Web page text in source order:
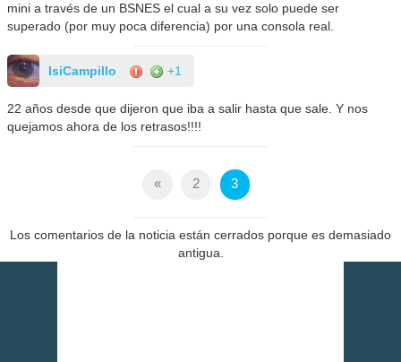
mini a través de un BSNES el cual a su vez solo puede ser
superado (por muy poca diferencia) por una consola real.
IsiCampillo +1
22 años desde que dijeron que iba a salir hasta que sale. Y nos
quejamos ahora de los retrasos!!!!
« 2 3
Los comentarios de la noticia están cerrados porque es demasiado
antigua.